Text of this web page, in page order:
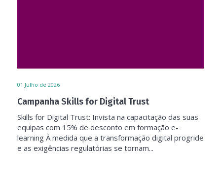
01 Julho de 2026
Campanha Skills for Digital Trust
Skills for Digital Trust: Invista na capacitação das suas
equipas com 15% de desconto em formação e-
learning À medida que a transformação digital progride
e as exigências regulatórias se tornam...